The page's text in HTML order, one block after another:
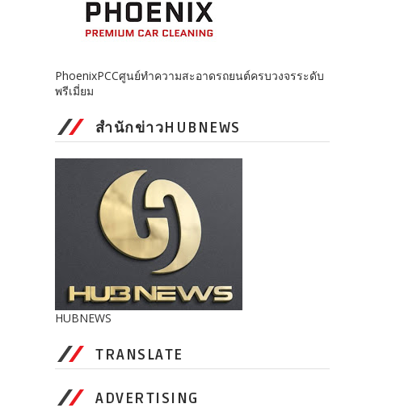
PhoenixPCCศูนย์ทำความสะอาดรถยนต์ครบวงจรระดับ
พรีเมี่ยม
สำนักข่าวHUBNEWS
HUBNEWS
TRANSLATE
ADVERTISING